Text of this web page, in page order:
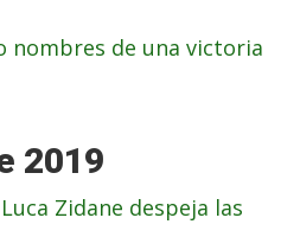
nombres de una victoria
2019
Luca Zidane despeja las